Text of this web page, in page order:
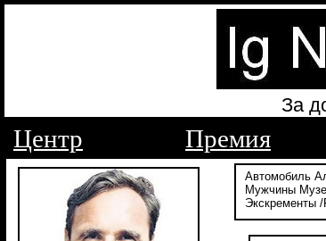
За
Центр Премия
Автомобиль
Мужчины
Экскременты /